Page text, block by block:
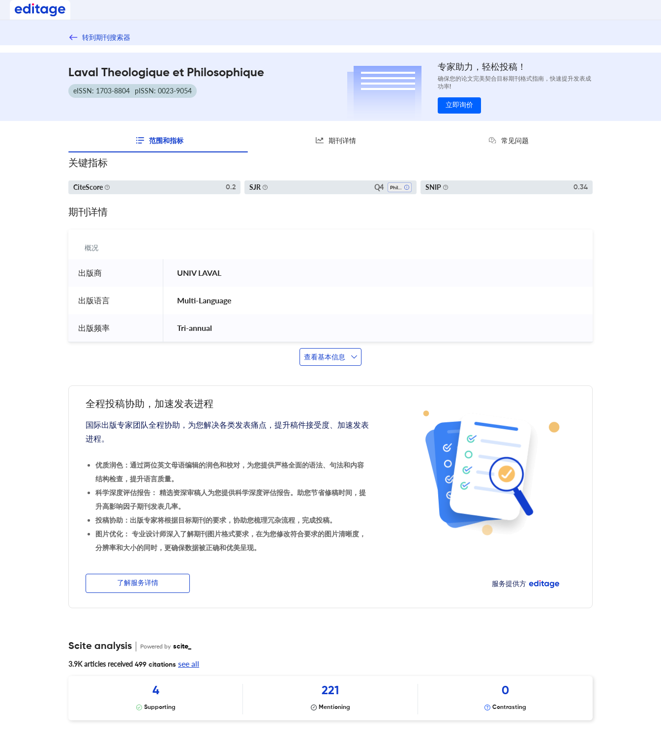
转到期刊搜索器
Laval Theologique et Philosophique
eISSN: 1703-8804 pISSN: 0023-9054
专家助力，轻松投稿！
确保您的论文完美契合目标期刊格式指南，快速提升发表成
功率!
立即询价
范围和指标 期刊详情 常见问题
关键指标
CiteScore 0.2 SJR Q4 SNIP 0.34
期刊详情
概况
出版商 UNIV LAVAL
出版语言 Multi-Language
出版频率 Tri-annual
查看基本信息
全程投稿协助，加速发表进程
国际出版专家团队全程协助，为您解决各类发表痛点，提升稿件接受度、加速发表
进程。
优质润色：通过两位英文母语编辑的润色和校对，为您提供严格全面的语法、句法和内容
结构检查，提升语言质量。
科学深度评估报告： 精选资深审稿人为您提供科学深度评估报告。助您节省修稿时间，提
升高影响因子期刊发表几率。
投稿协助：出版专家将根据目标期刊的要求，协助您梳理冗杂流程，完成投稿。
图片优化： 专业设计师深入了解期刊图片格式要求，在为您修改符合要求的图片清晰度，
分辨率和大小的同时，更确保数据被正确和优美呈现。
了解服务详情 服务提供方
Scite analysis Powered by scite_
3.9K articles received 499 citations see all
4
Supporting
221
Mentioning
0
Contrasting